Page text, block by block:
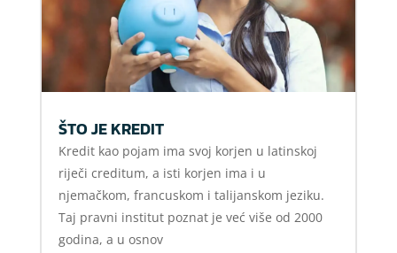
ŠTO JE KREDIT
Kredit kao pojam ima svoj korjen u latinskoj
riječi creditum, a isti korjen ima i u
njemačkom, francuskom i talijanskom jeziku.
Taj pravni institut poznat je već više od 2000
godina, a u osnov